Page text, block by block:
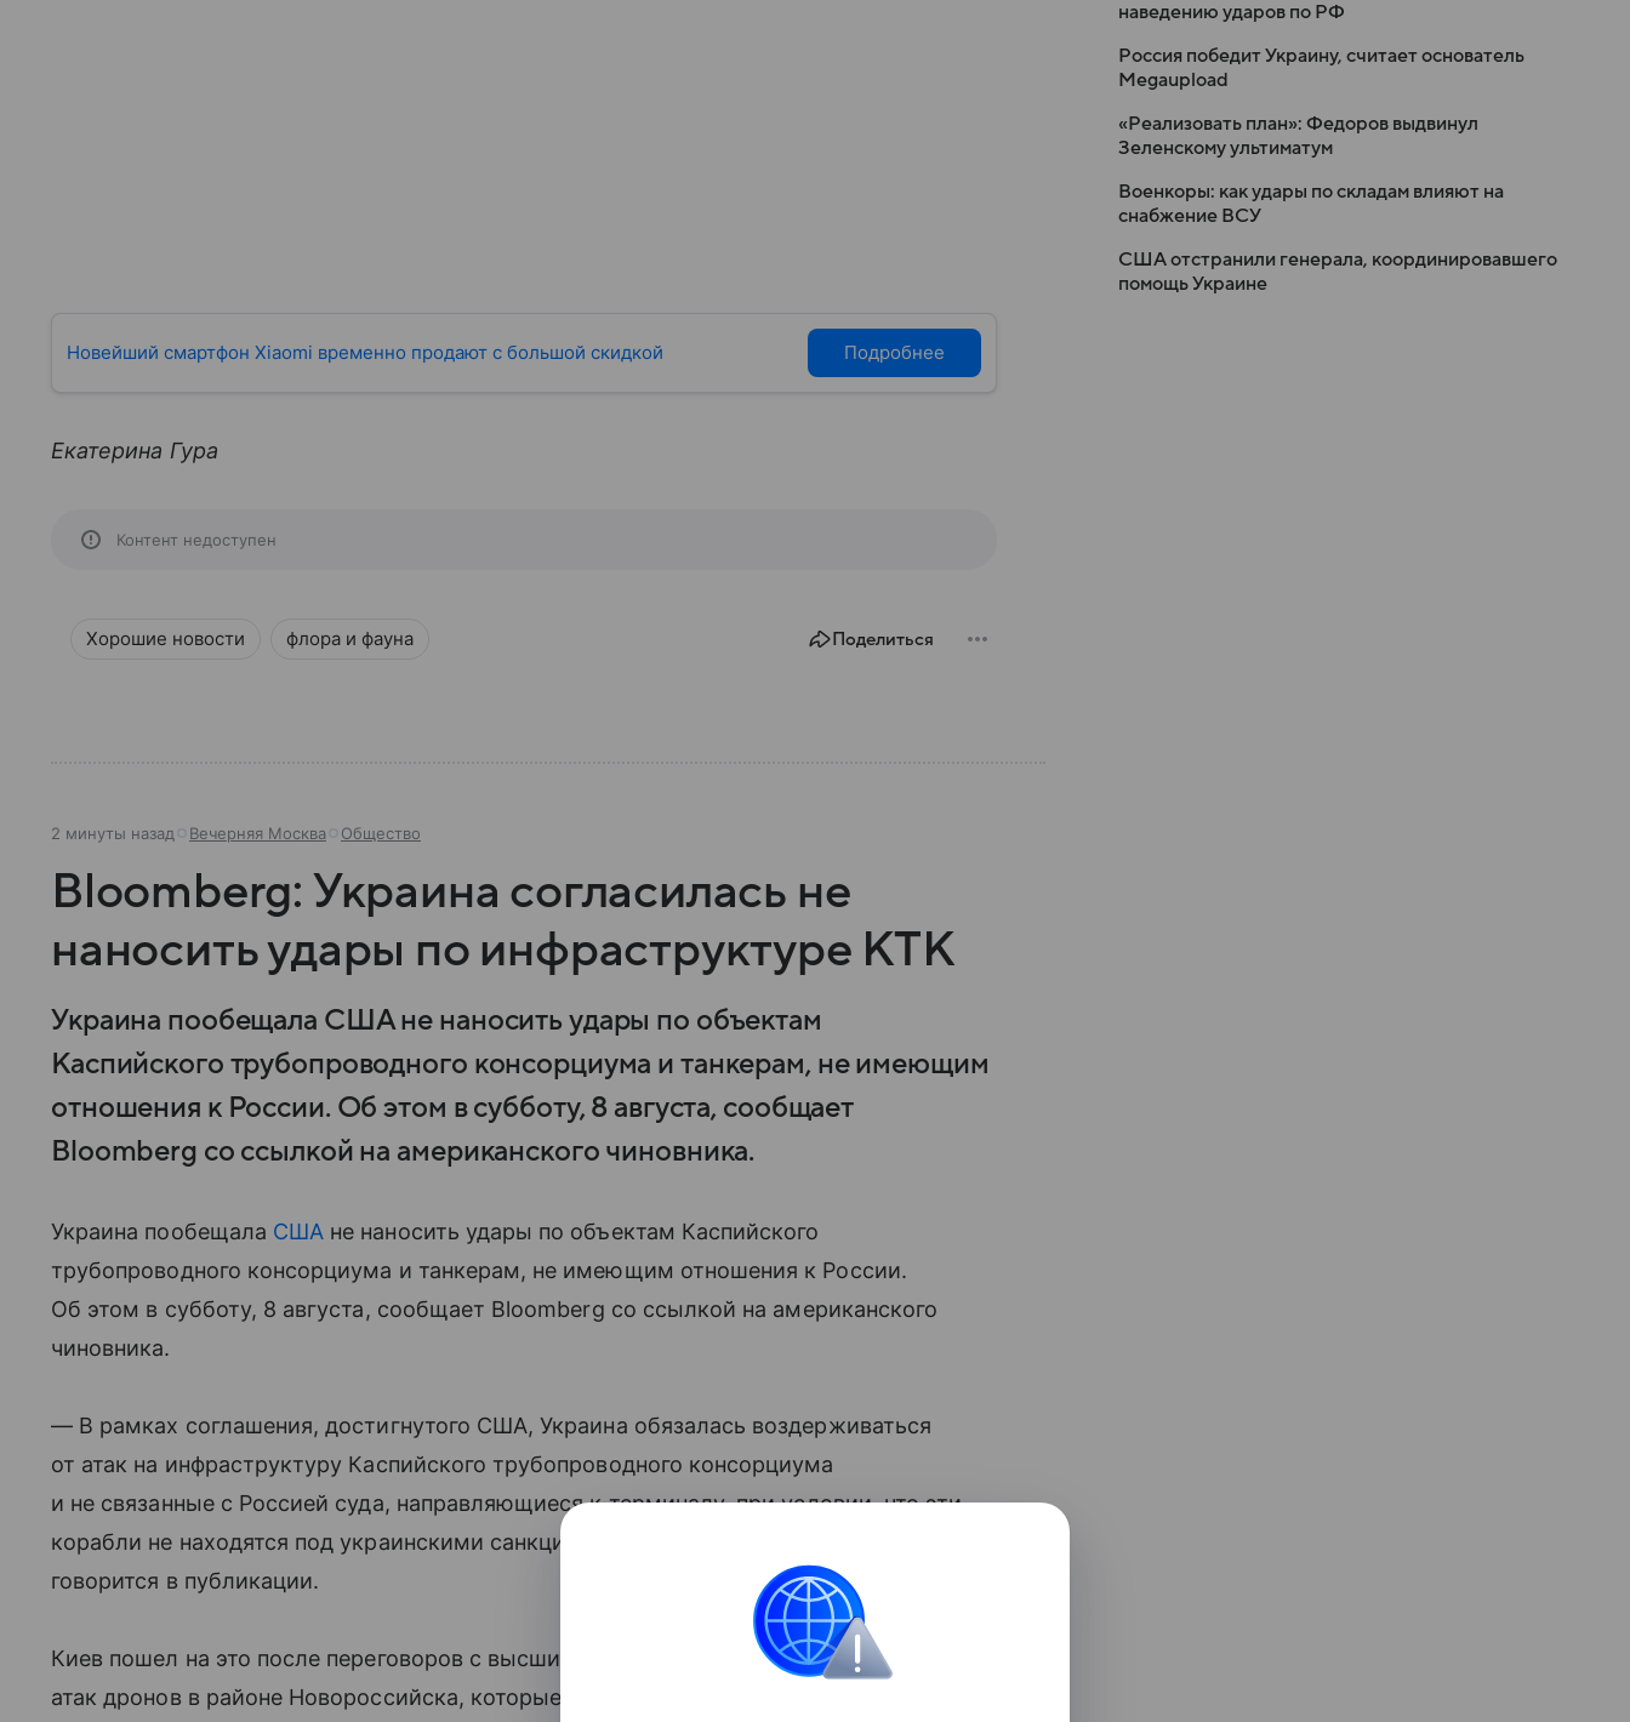
Новейший смартфон Xiaomi временно продают с большой скидкой Подробнее
Екатерина Гура
Контент недоступен
Хорошие новости флора и фауна Поделиться
2 минуты назад Вечерняя Москва Общество
Bloomberg: Украина согласилась не
наносить удары по инфраструктуре КТК
Украина пообещала США не наносить удары по объектам
Каспийского трубопроводного консорциума и танкерам, не имеющим
отношения к России. Об этом в субботу, 8 августа, сообщает
Bloomberg со ссылкой на американского чиновника.
Украина пообещала США не наносить удары по объектам Каспийского
трубопроводного консорциума и танкерам, не имеющим отношения к России.
Об этом в субботу, 8 августа, сообщает Bloomberg со ссылкой на американского
чиновника.
— В рамках соглашения, достигнутого США, Украина обязалась воздерживаться
от атак на инфраструктуру Каспийского трубопроводного консорциума
и не связанные с Россией суда, направляющиеся к терминалу, при условии, что эти
корабли не находятся под украинскими санкциями и не перевозят российский груз, —
говорится в публикации.
Киев пошел на это после переговоров с высшим руководством США на фоне недавних
атак дронов в районе Новороссийска, которые привели к сбоям в погрузке и росту
наведению ударов по РФ
Россия победит Украину, считает основатель
Megaupload
«Реализовать план»: Федоров выдвинул
Зеленскому ультиматум
Военкоры: как удары по складам влияют на
снабжение ВСУ
США отстранили генерала, координировавшего
помощь Украине